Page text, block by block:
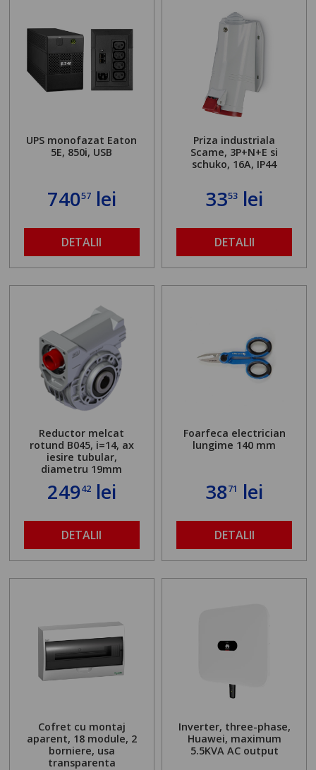
UPS monofazat Eaton
5E, 850i, USB
74057lei
DETALII
Priza industriala
Scame, 3P+N+E si
schuko, 16A, IP44
3353 lei
DETALII
Reductor melcat
rotund B045, i=14, ax
iesire tubular,
diametru 19mm
24942lei
DETALII
Foarfeca electrician
lungime 140 mm
3871 lei
DETALII
Cofret cu montaj
aparent, 18 module, 2
borniere, usa
transparenta
Inverter, three-phase,
Huawei, maximum
5.5KVA AC output